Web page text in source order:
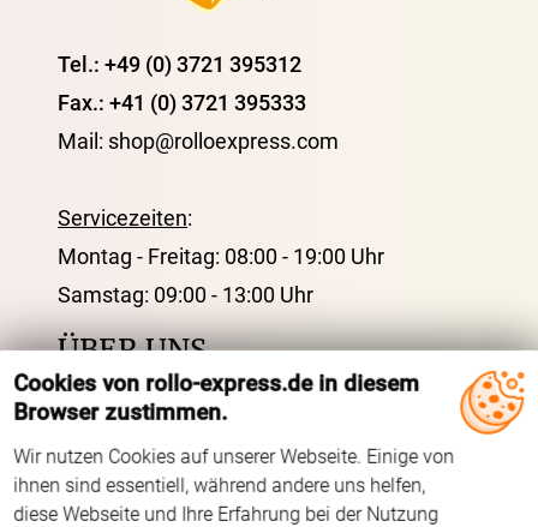
Cookies von rollo-express.de in diesem
Browser zustimmen.
Wir nutzen Cookies auf unserer Webseite. Einige von
ihnen sind essentiell, während andere uns helfen,
diese Webseite und Ihre Erfahrung bei der Nutzung
Tel.: +49 (0) 3721 395312
Fax.: +41 (0) 3721 395333
Mail: shop@rolloexpress.com
Servicezeiten:
Montag - Freitag: 08:00 - 19:00 Uhr
Samstag: 09:00 - 13:00 Uhr
ÜBER UNS
Impressum
Datenschutz